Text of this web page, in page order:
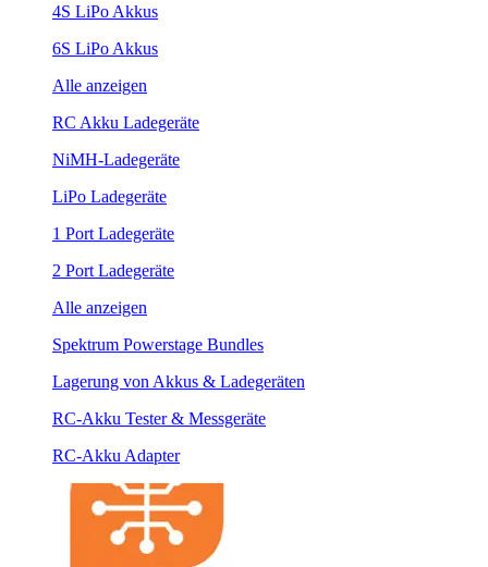
4S LiPo Akkus
6S LiPo Akkus
Alle anzeigen
RC Akku Ladegeräte
NiMH-Ladegeräte
LiPo Ladegeräte
1 Port Ladegeräte
2 Port Ladegeräte
Alle anzeigen
Spektrum Powerstage Bundles
Lagerung von Akkus & Ladegeräten
RC-Akku Tester & Messgeräte
RC-Akku Adapter